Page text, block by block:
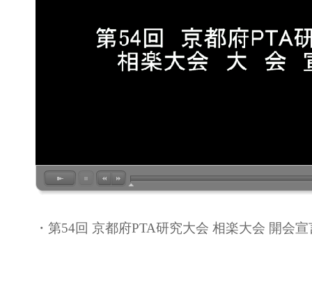
・第54回 京都府PTA研究大会 相楽大会 開会宣